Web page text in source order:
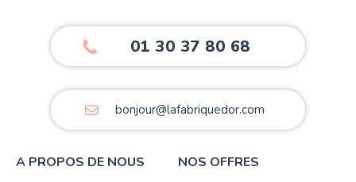
01 30 37 80 68
bonjour@lafabriquedor.com
A PROPOS DE NOUS NOS OFFRES